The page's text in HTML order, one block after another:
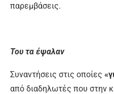
παρεμβάσεις.
Του τα έψαλαν
Συναντήσεις στις οποίες
από διαδηλωτές που στην